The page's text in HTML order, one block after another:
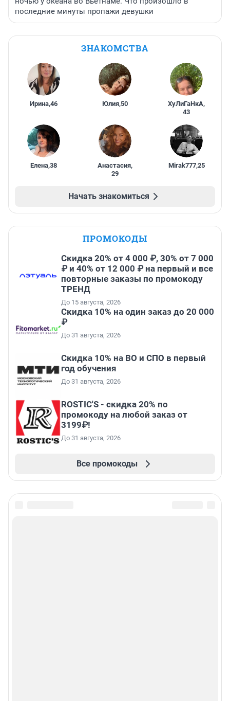
последние минуты пропажи девушки
ЗНАКОМСТВА
Ирина,46 Юлия,50 ХуЛиГаНкА,
43
Елена,38 Анастасия,
29
Mirak777,25
Начать знакомиться
ПРОМОКОДЫ
Скидка 20% от 4 000 ₽, 30% от 7 000
₽ и 40% от 12 000 ₽ на первый и все
повторные заказы по промокоду
ТРЕНД
До 15 августа, 2026
Скидка 10% на один заказ до 20 000
₽
До 31 августа, 2026
Скидка 10% на ВО и СПО в первый
год обучения
До 31 августа, 2026
ROSTIC'S - скидка 20% по
промокоду на любой заказ от
3199₽!
До 31 августа, 2026
Все промокоды